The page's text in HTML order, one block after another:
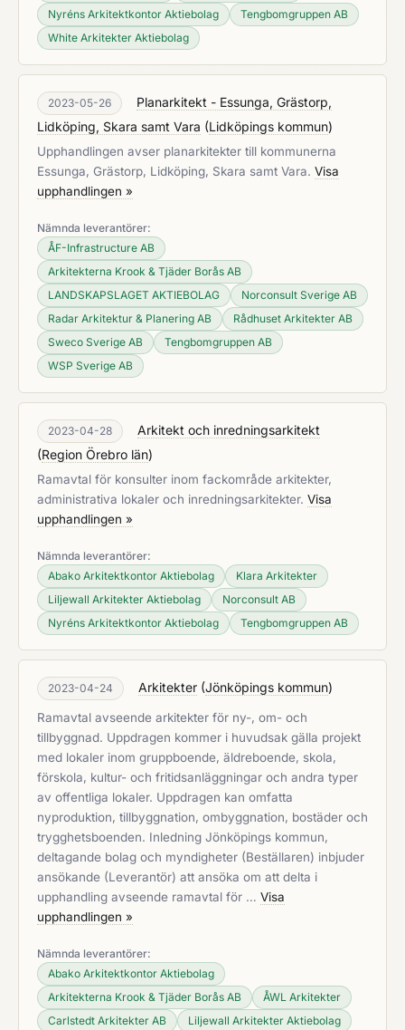
Nyréns Arkitektkontor Aktiebolag
Tengbomgruppen AB
White Arkitekter Aktiebolag
2023-05-26
Planarkitekt - Essunga, Grästorp,
Lidköping, Skara samt Vara (Lidköpings kommun)
Upphandlingen avser planarkitekter till kommunerna
Essunga, Grästorp, Lidköping, Skara samt Vara. Visa
upphandlingen »
Nämnda leverantörer:
ÅF-Infrastructure AB
Arkitekterna Krook & Tjäder Borås AB
LANDSKAPSLAGET AKTIEBOLAG
Norconsult Sverige AB
Radar Arkitektur & Planering AB
Rådhuset Arkitekter AB
Sweco Sverige AB
Tengbomgruppen AB
WSP Sverige AB
2023-04-28
Arkitekt och inredningsarkitekt
(Region Örebro län)
Ramavtal för konsulter inom fackområde arkitekter,
administrativa lokaler och inredningsarkitekter. Visa
upphandlingen »
Nämnda leverantörer:
Abako Arkitektkontor Aktiebolag
Klara Arkitekter
Liljewall Arkitekter Aktiebolag
Norconsult AB
Nyréns Arkitektkontor Aktiebolag
Tengbomgruppen AB
2023-04-24 Arkitekter (Jönköpings kommun)
Ramavtal avseende arkitekter för ny-, om- och
tillbyggnad. Uppdragen kommer i huvudsak gälla projekt
med lokaler inom gruppboende, äldreboende, skola,
förskola, kultur- och fritidsanläggningar och andra typer
av offentliga lokaler. Uppdragen kan omfatta
nyproduktion, tillbyggnation, ombyggnation, bostäder och
trygghetsboenden. Inledning Jönköpings kommun,
deltagande bolag och myndigheter (Beställaren) inbjuder
ansökande (Leverantör) att ansöka om att delta i
upphandling avseende ramavtal för … Visa
upphandlingen »
Nämnda leverantörer:
Abako Arkitektkontor Aktiebolag
Arkitekterna Krook & Tjäder Borås AB
ÅWL Arkitekter
Carlstedt Arkitekter AB
Liljewall Arkitekter Aktiebolag